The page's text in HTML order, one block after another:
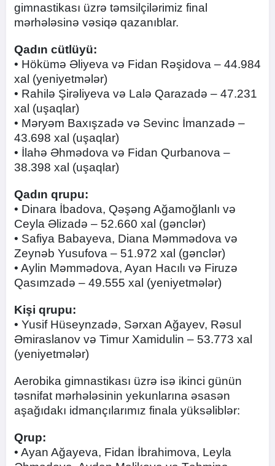
gimnastikası üzrə təmsilçilərimiz final
mərhələsinə vəsiqə qazanıblar.
Qadın cütlüyü:
• Hökümə Əliyeva və Fidan Rəşidova – 44.984
xal (yeniyetmələr)
• Rahilə Şirəliyeva və Lalə Qarazadə – 47.231
xal (uşaqlar)
• Məryəm Baxışzadə və Sevinc İmanzadə –
43.698 xal (uşaqlar)
• İlahə Əhmədova və Fidan Qurbanova –
38.398 xal (uşaqlar)
Qadın qrupu:
• Dinara İbadova, Qəşəng Ağamoğlanlı və
Ceyla Əlizadə – 52.660 xal (gənclər)
• Safiya Babayeva, Diana Məmmədova və
Zeynəb Yusufova – 51.972 xal (gənclər)
• Aylin Məmmədova, Ayan Hacılı və Firuzə
Qasımzadə – 49.555 xal (yeniyetmələr)
Kişi qrupu:
• Yusif Hüseynzadə, Sərxan Ağayev, Rəsul
Əmiraslanov və Timur Xamidulin – 53.773 xal
(yeniyetmələr)
Aerobika gimnastikası üzrə isə ikinci günün
təsnifat mərhələsinin yekunlarına əsasən
aşağıdakı idmançılarımız finala yüksəliblər:
Qrup:
• Ayan Ağayeva, Fidan İbrahimova, Leyla